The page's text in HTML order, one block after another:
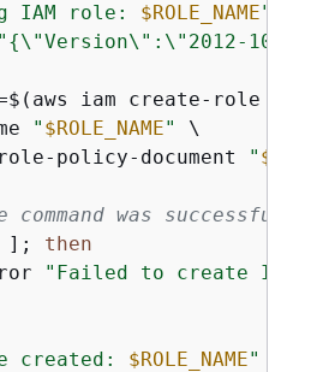
IAM role: $ROLE_NAME"
" {\"Version\":\"2012-10-
iam create-role \
" $ROLE_NAME"
\
policy-document
"
was successful
]; then
"Failed to create
created: $ROLE_NAME"